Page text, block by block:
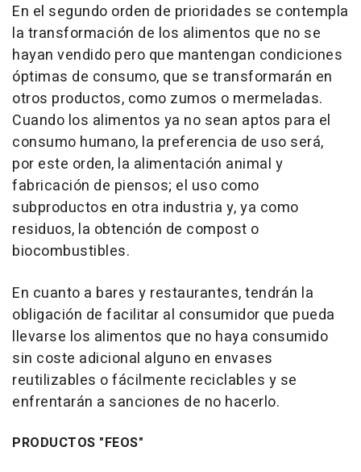
En el segundo orden de prioridades se contempla
la transformación de los alimentos que no se
hayan vendido pero que mantengan condiciones
óptimas de consumo, que se transformarán en
otros productos, como zumos o mermeladas.
Cuando los alimentos ya no sean aptos para el
consumo humano, la preferencia de uso será,
por este orden, la alimentación animal y
fabricación de piensos; el uso como
subproductos en otra industria y, ya como
residuos, la obtención de compost o
biocombustibles.
En cuanto a bares y restaurantes, tendrán la
obligación de facilitar al consumidor que pueda
llevarse los alimentos que no haya consumido
sin coste adicional alguno en envases
reutilizables o fácilmente reciclables y se
enfrentarán a sanciones de no hacerlo.
PRODUCTOS "FEOS"